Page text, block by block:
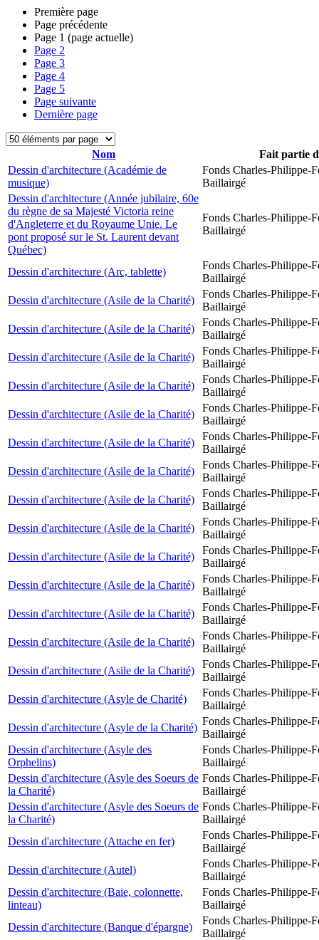
Première page
Page précédente
Page 1 (page actuelle)
Page 2
Page 3
Page 4
Page 5
Page suivante
Dernière page
Nom
Fait partie
Dessin d'architecture (Académie de
musique)
Fonds Charles-Philippe-
Baillairgé
Dessin d'architecture (Année jubilaire, 60e
du règne de sa Majesté Victoria reine
d'Angleterre et du Royaume Unie. Le
pont proposé sur le St. Laurent devant
Québec)
Fonds Charles-Philippe-
Baillairgé
Dessin d'architecture (Arc, tablette)
Fonds Charles-Philippe-
Baillairgé
Dessin d'architecture (Asile de la Charité)
Fonds Charles-Philippe-
Baillairgé
Dessin d'architecture (Asile de la Charité)
Fonds Charles-Philippe-
Baillairgé
Dessin d'architecture (Asile de la Charité)
Fonds Charles-Philippe-
Baillairgé
Dessin d'architecture (Asile de la Charité)
Fonds Charles-Philippe-
Baillairgé
Dessin d'architecture (Asile de la Charité)
Fonds Charles-Philippe-
Baillairgé
Dessin d'architecture (Asile de la Charité)
Fonds Charles-Philippe-
Baillairgé
Dessin d'architecture (Asile de la Charité)
Fonds Charles-Philippe-
Baillairgé
Dessin d'architecture (Asile de la Charité)
Fonds Charles-Philippe-
Baillairgé
Dessin d'architecture (Asile de la Charité)
Fonds Charles-Philippe-
Baillairgé
Dessin d'architecture (Asile de la Charité)
Fonds Charles-Philippe-
Baillairgé
Dessin d'architecture (Asile de la Charité)
Fonds Charles-Philippe-
Baillairgé
Dessin d'architecture (Asile de la Charité)
Fonds Charles-Philippe-
Baillairgé
Dessin d'architecture (Asile de la Charité)
Fonds Charles-Philippe-
Baillairgé
Dessin d'architecture (Asile de la Charité)
Fonds Charles-Philippe-
Baillairgé
Dessin d'architecture (Asyle de Charité)
Fonds Charles-Philippe-
Baillairgé
Dessin d'architecture (Asyle de la Charité)
Fonds Charles-Philippe-
Baillairgé
Dessin d'architecture (Asyle des
Orphelins)
Fonds Charles-Philippe-
Baillairgé
Dessin d'architecture (Asyle des Soeurs de
la Charité)
Fonds Charles-Philippe-
Baillairgé
Dessin d'architecture (Asyle des Soeurs de
la Charité)
Fonds Charles-Philippe-
Baillairgé
Dessin d'architecture (Attache en fer)
Fonds Charles-Philippe-
Baillairgé
Dessin d'architecture (Autel)
Fonds Charles-Philippe-
Baillairgé
Dessin d'architecture (Baie, colonnette,
linteau)
Fonds Charles-Philippe-
Baillairgé
Dessin d'architecture (Banque d'épargne)
Fonds Charles-Philippe-
Baillairgé